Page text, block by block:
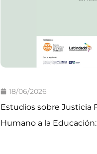
18/06/2026
Estudios sobre Justicia
Humano a la